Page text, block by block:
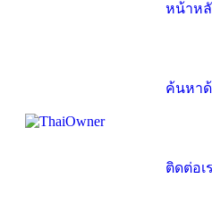
หน้าห
ค้นหา
ติดต่อเ